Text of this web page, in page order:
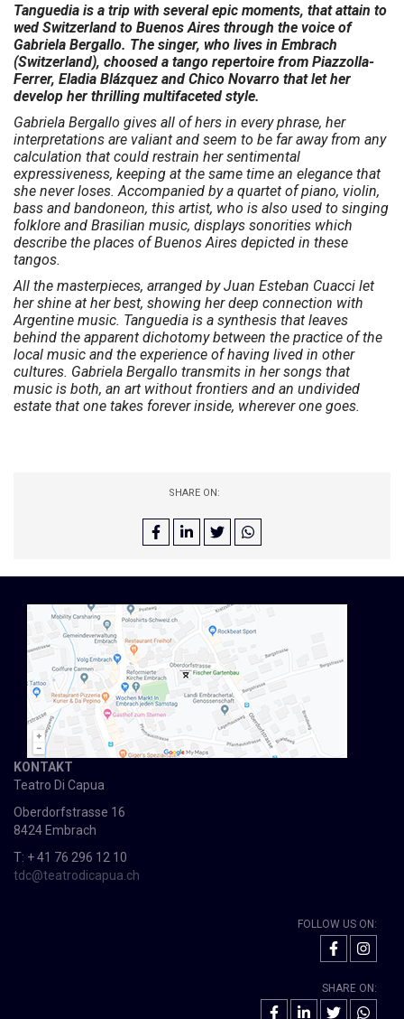
Tanguedia is a trip with several epic moments, that attain to
wed Switzerland to Buenos Aires through the voice of
Gabriela Bergallo. The singer, who lives in Embrach
(Switzerland), choosed a tango repertoire from Piazzolla-
Ferrer, Eladia Blázquez and Chico Novarro that let her
develop her thrilling multifaceted style.
Gabriela Bergallo gives all of hers in every phrase, her
interpretations are valiant and seem to be far away from any
calculation that could restrain her sentimental
expressiveness, keeping at the same time an elegance that
she never loses. Accompanied by a quartet of piano, violin,
bass and bandoneon, this artist, who is also used to singing
folklore and Brasilian music, displays sonorities which
describe the places of Buenos Aires depicted in these
tangos.
All the masterpieces, arranged by Juan Esteban Cuacci let
her shine at her best, showing her deep connection with
Argentine music. Tanguedia is a synthesis that leaves
behind the apparent dichotomy between the practice of the
local music and the experience of having lived in other
cultures. Gabriela Bergallo transmits in her songs that
music is both, an art without frontiers and an undivided
estate that one takes forever inside, wherever one goes.
SHARE ON:
KONTAKT
Teatro Di Capua
Oberdorfstrasse 16
8424 Embrach
T: + 41 76 296 12 10
tdc@teatrodicapua.ch
FOLLOW US ON:
SHARE ON: